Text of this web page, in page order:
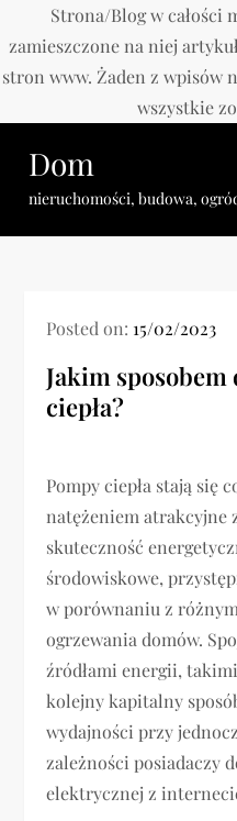
Strona/Blog w całości
zamieszczone na niej
stron www. Żaden z wpisów
wszystkie
content
Dom
nieruchomości, budowa,
Posted on: 15/02/2023
Jakim sposobem
ciepła?
Pompy ciepła stają się
natężeniem atrakcyjne
skuteczność
środowiskowe,
w porównaniu z
ogrzewania domów.
źródłami energii,
kolejny kapitalny
wydajności przy
zależności posiadaczy
elektrycznej z